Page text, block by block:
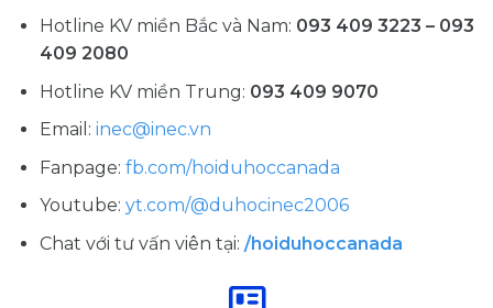
Hotline KV miền Bắc và Nam: 093 409 3223 – 093
409 2080
Hotline KV miền Trung: 093 409 9070
Email: inec@inec.vn
Fanpage: fb.com/hoiduhoccanada
Youtube: yt.com/@duhocinec2006
Chat với tư vấn viên tại: /hoiduhoccanada